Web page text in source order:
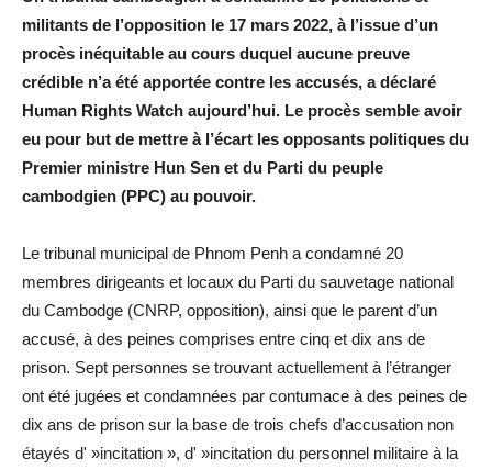
militants de l’opposition le 17 mars 2022, à l’issue d’un
procès inéquitable au cours duquel aucune preuve
crédible n’a été apportée contre les accusés, a déclaré
Human Rights Watch aujourd’hui. Le procès semble avoir
eu pour but de mettre à l’écart les opposants politiques du
Premier ministre Hun Sen et du Parti du peuple
cambodgien (PPC) au pouvoir.
Le tribunal municipal de Phnom Penh a condamné 20
membres dirigeants et locaux du Parti du sauvetage national
du Cambodge (CNRP, opposition), ainsi que le parent d’un
accusé, à des peines comprises entre cinq et dix ans de
prison. Sept personnes se trouvant actuellement à l’étranger
ont été jugées et condamnées par contumace à des peines de
dix ans de prison sur la base de trois chefs d’accusation non
étayés d' »incitation », d' »incitation du personnel militaire à la